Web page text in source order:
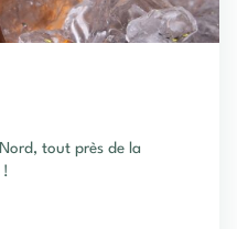
tout près de la
!